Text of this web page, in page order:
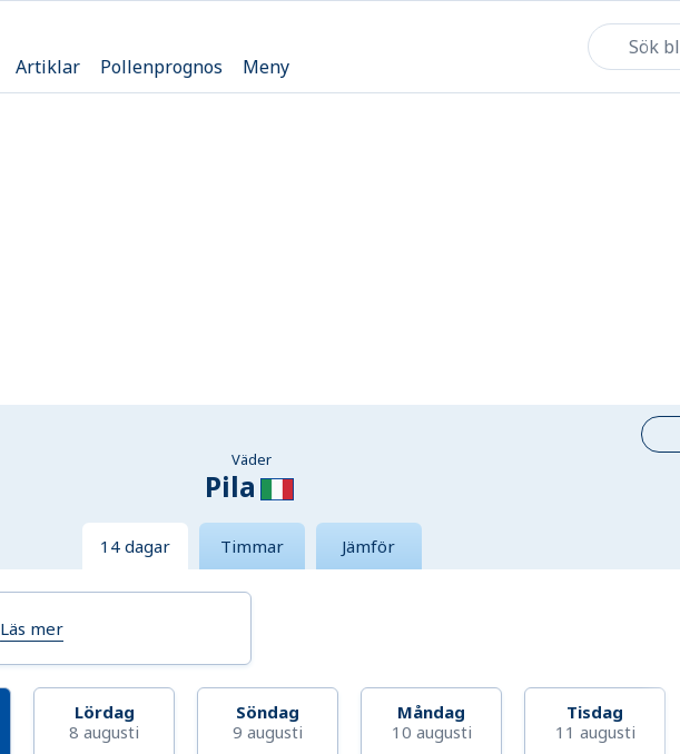
Artiklar Pollenprognos Meny
Väder
Pila
14 dagar Timmar Jämför
Läs mer
Lördag
8 augusti
Söndag
9 augusti
Måndag
10 augusti
Tisdag
11 augusti